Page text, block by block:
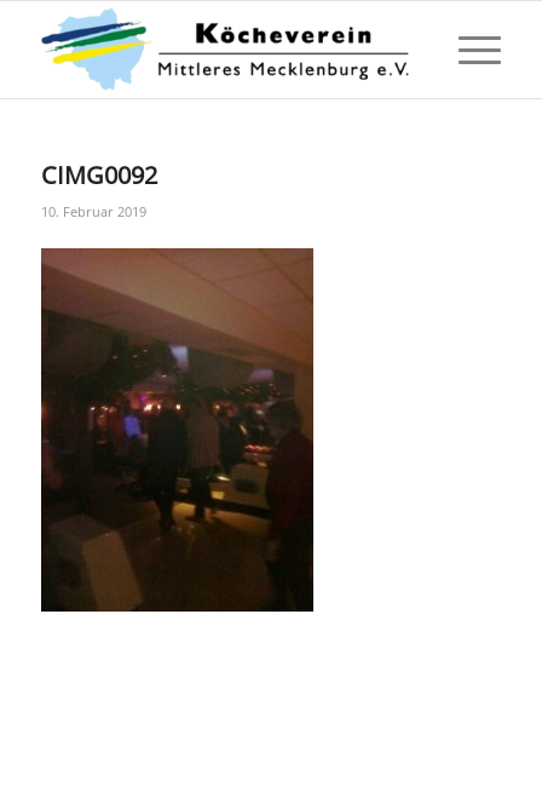
CIMG0092
10. Februar 2019